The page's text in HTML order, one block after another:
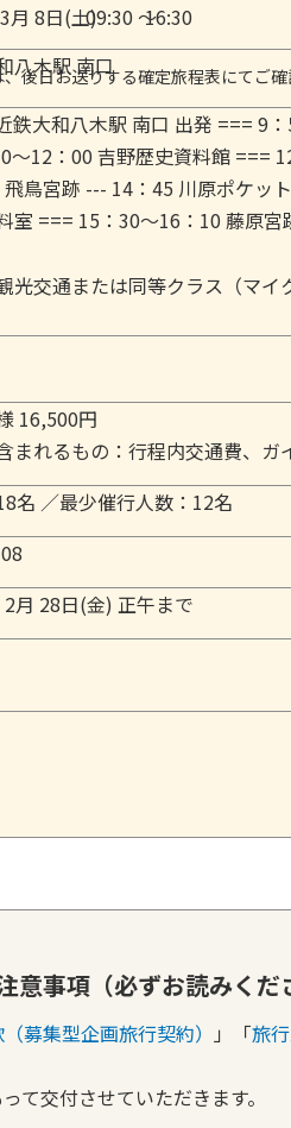
月 8日(土)09:30 ～16:30
八木駅 南口
後日お送りする確定旅程表にてご確
鉄大和八木駅 南口 出発 === 9
～12：00 吉野歴史資料館 ===
鳥宮跡 --- 14：45 川原ポケッ
室 === 15：30～16：10 藤原
交通または同等クラス（マイ
16,500円
まれるもの：行程内交通費、
名 ／最少催行人数：12名
月 28日(金) 正午まで
意事項（必ずお読みくだ
募集型企画旅行契約） 」「旅
て交付させていただきます。